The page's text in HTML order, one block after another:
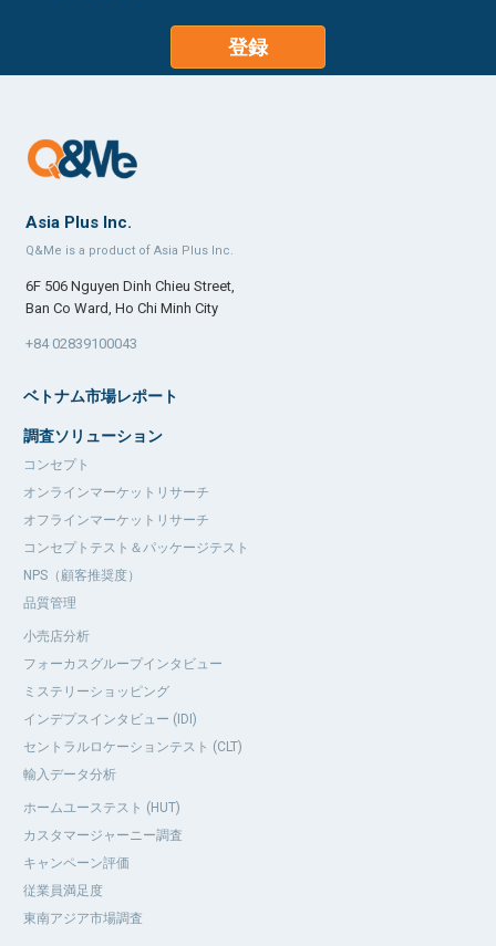
登録
Asia Plus Inc.
Q&Me is a product of Asia Plus Inc.
6F 506 Nguyen Dinh Chieu Street,
Ban Co Ward, Ho Chi Minh City
+84 02839100043
ベトナム市場レポート
調査ソリューション
コンセプト
オンラインマーケットリサーチ
オフラインマーケットリサーチ
コンセプトテスト＆パッケージテスト
NPS（顧客推奨度）
品質管理
小売店分析
フォーカスグループインタビュー
ミステリーショッピング
インデプスインタビュー (IDI)
セントラルロケーションテスト (CLT)
輸入データ分析
ホームユーステスト (HUT)
カスタマージャーニー調査
キャンペーン評価
従業員満足度
東南アジア市場調査